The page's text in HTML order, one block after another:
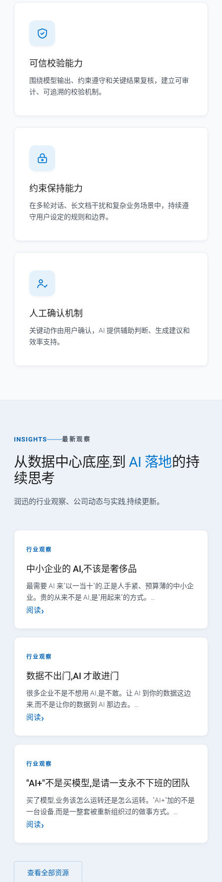
可信校验能力
围绕模型输出、约束遵守和关键结果复核，建立可审
计、可追溯的校验机制。
约束保持能力
在多轮对话、长文档干扰和复杂业务场景中，持续遵
守用户设定的规则和边界。
人工确认机制
关键动作由用户确认，AI 提供辅助判断、生成建议和
效率支持。
INSIGHTS 最新观察
从数据中心底座,到AI 落地的持
续思考
润迅的行业观察、公司动态与实践,持续更新。
行业观察
中小企业的 AI,不该是奢侈品
最需要 AI 来"以一当十"的,正是人手紧、预算薄的中小企
业。贵的从来不是 AI,是"用起来"的方式。…
阅读
行业观察
数据不出门,AI 才敢进门
很多企业不是不想用 AI,是不敢。让 AI 到你的数据这边
来,而不是让你的数据到 AI 那边去。…
阅读
行业观察
"AI+"不是买模型,是请一支永不下班的团队
买了模型,业务该怎么运转还是怎么运转。"AI+"加的不是
一台设备,而是一整套被重新组织过的做事方式。…
阅读
查看全部资源